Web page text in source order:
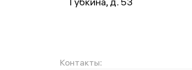
Контакты: